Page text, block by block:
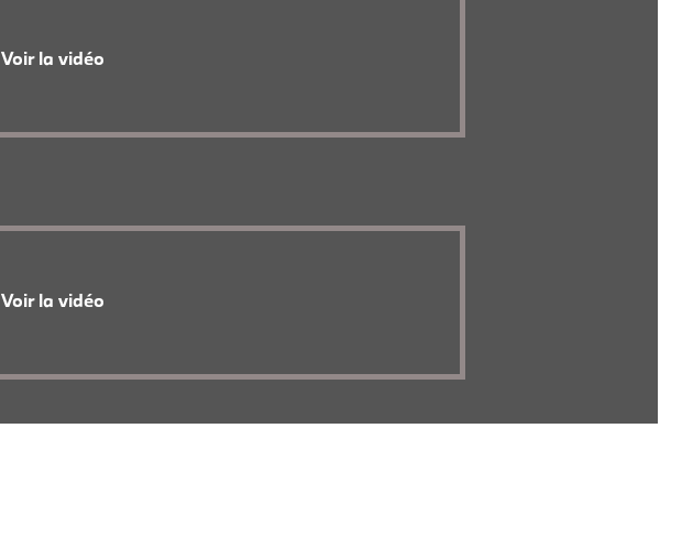
Voir la vidéo
Voir la vidéo